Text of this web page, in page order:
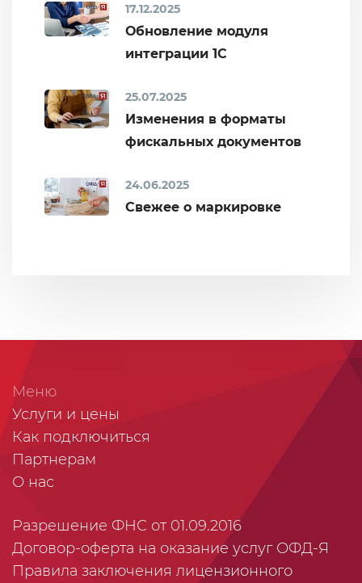
17.12.2025
Обновление модуля
интеграции 1С
25.07.2025
Изменения в форматы
фискальных документов
24.06.2025
Свежее о маркировке
Меню
Услуги и цены
Как подключиться
Партнерам
О нас
Разрешение ФНС от 01.09.2016
Договор-оферта на оказание услуг ОФД-Я
Правила заключения лицензионного